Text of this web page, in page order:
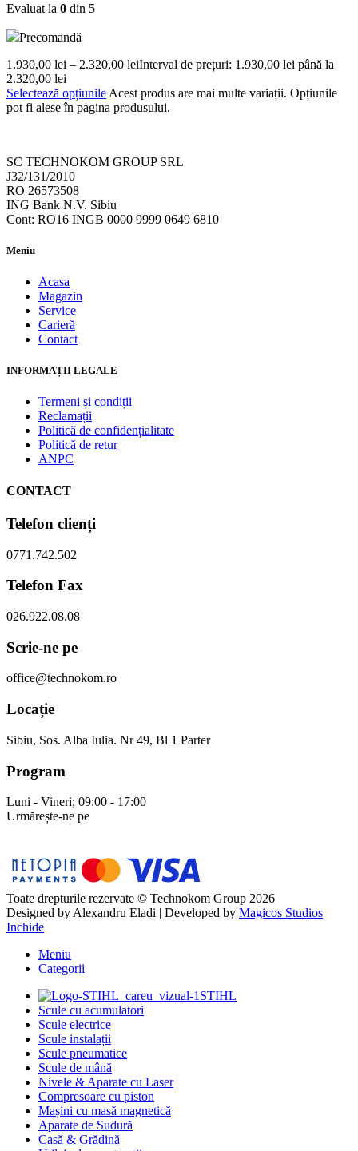
Evaluat la 0 din 5
Precomandă
1.930,00 lei – 2.320,00 leiInterval de prețuri: 1.930,00 lei până la
2.320,00 lei
Selectează opțiunile Acest produs are mai multe variații. Opțiunile
pot fi alese în pagina produsului.
SC TECHNOKOM GROUP SRL
J32/131/2010
RO 26573508
ING Bank N.V. Sibiu
Cont: RO16 INGB 0000 9999 0649 6810
Meniu
Acasa
Magazin
Service
Carieră
Contact
INFORMAȚII LEGALE
Termeni și condiții
Reclamații
Politică de confidențialitate
Politică de retur
ANPC
CONTACT
Telefon clienți
0771.742.502
Telefon Fax
026.922.08.08
Scrie-ne pe
office@technokom.ro
Locație
Sibiu, Sos. Alba Iulia. Nr 49, Bl 1 Parter
Program
Luni - Vineri; 09:00 - 17:00
Urmărește-ne pe
Toate drepturile rezervate © Technokom Group 2026
Designed by Alexandru Eladi | Developed by Magicos Studios
Inchide
Meniu
Categorii
STIHL
Scule cu acumulatori
Scule electrice
Scule instalații
Scule pneumatice
Scule de mână
Nivele & Aparate cu Laser
Compresoare cu piston
Mașini cu masă magnetică
Aparate de Sudură
Casă & Grădină